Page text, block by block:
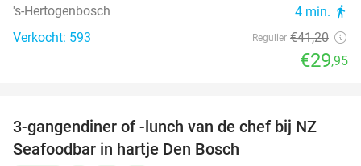
's-Hertogenbosch 4 min. directions_walk
Verkocht: 593 Regulier €41,20
€29,95
46%
3-gangendiner of -lunch van de chef bij NZ
Seafoodbar in hartje Den Bosch